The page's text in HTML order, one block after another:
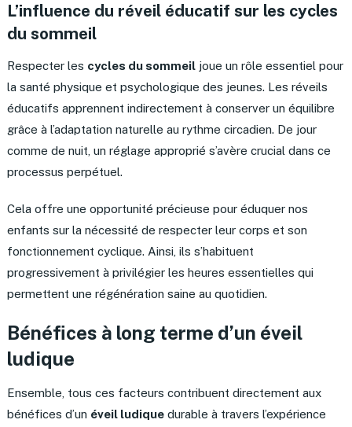
L’influence du réveil éducatif sur les cycles
du sommeil
Respecter les cycles du sommeiljoue un rôle essentiel pour
la santé physique et psychologique des jeunes. Les réveils
éducatifs apprennent indirectement à conserver un équilibre
grâce à l’adaptation naturelle au rythme circadien. De jour
comme de nuit, un réglage approprié s’avère crucial dans ce
processus perpétuel.
Cela offre une opportunité précieuse pour éduquer nos
enfants sur la nécessité de respecter leur corps et son
fonctionnement cyclique. Ainsi, ils s’habituent
progressivement à privilégier les heures essentielles qui
permettent une régénération saine au quotidien.
Bénéfices à long terme d’un éveil
ludique
Ensemble, tous ces facteurs contribuent directement aux
bénéfices d’un éveil ludiquedurable à travers l’expérience